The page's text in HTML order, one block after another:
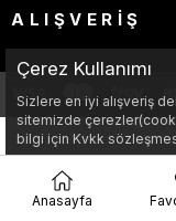
ALIŞVERİŞ
Çerez Kullanımı
Sizlere en iyi alışveriş
sitemizde
bilgi için Kvkk
Anasayfa